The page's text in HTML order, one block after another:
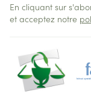
En cliquant sur
et acceptez notre